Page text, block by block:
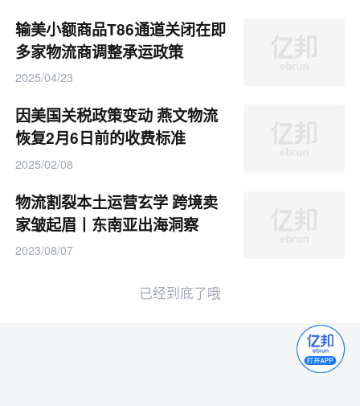
输美小额商品T86通道关闭在即
多家物流商调整承运政策
2025/04/23
因美国关税政策变动 燕文物流
恢复2月6日前的收费标准
2025/02/08
物流割裂本土运营玄学 跨境卖
家皱起眉丨东南亚出海洞察
2023/08/07
已经到底了哦